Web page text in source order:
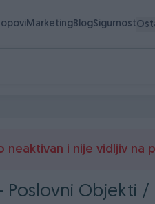
MarketingBlogSigurnost
neaktivan i nije vidljiv na
Poslovni Objekti /